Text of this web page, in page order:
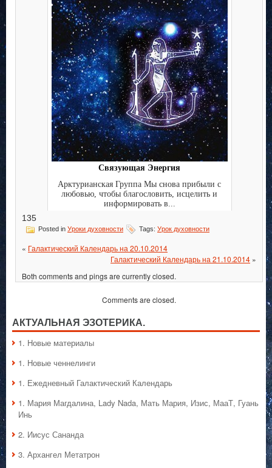
Связующая Энергия
Арктурианская Группа Мы снова прибыли с
любовью, чтобы благословить, исцелить и
информировать в...
135
Posted in Уроки духовности Tags: Урок духовности
« Галактический Календарь на 20.10.2014
Галактический Календарь на 21.10.2014 »
Both comments and pings are currently closed.
Comments are closed.
АКТУАЛЬНАЯ ЭЗОТЕРИКА.
1. Hовые материалы
1. Hовые ченнелинги
1. Ежедневный Галактический Календарь
1. Мария Магдалина, Lady Nada, Мать Мария, Изис, МааТ, Гуань
Инь
2. Иисус Сананда
3. Архангел Метатрон